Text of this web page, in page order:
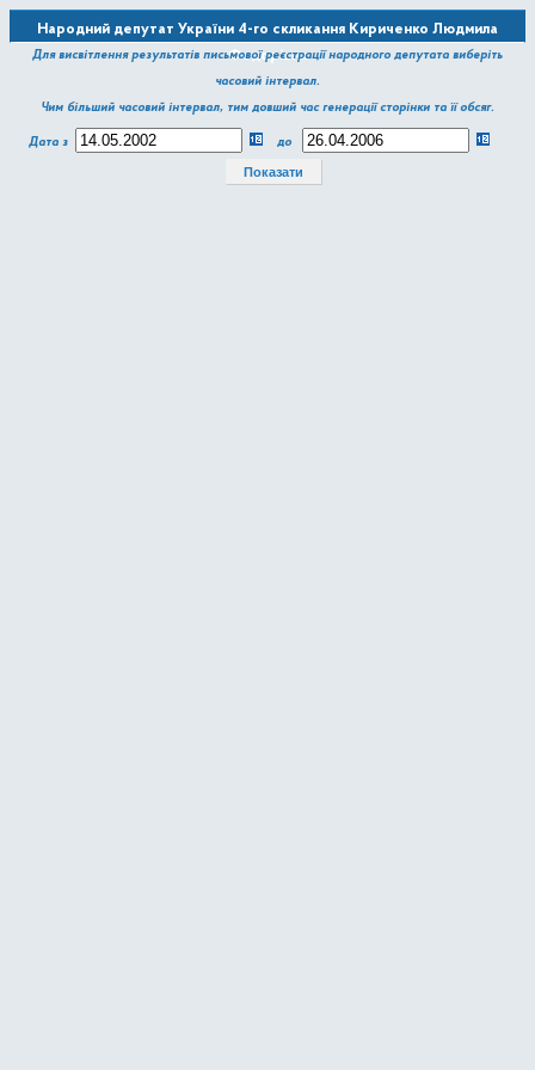
Народний депутат України 4-го скликання Кириченко Людмила
Федорівна
Для висвітлення результатів письмової реєстрації народного депутата виберіть
часовий інтервал.
Чим більший часовий інтервал, тим довший час генерації сторінки та її обсяг.
Дата з до